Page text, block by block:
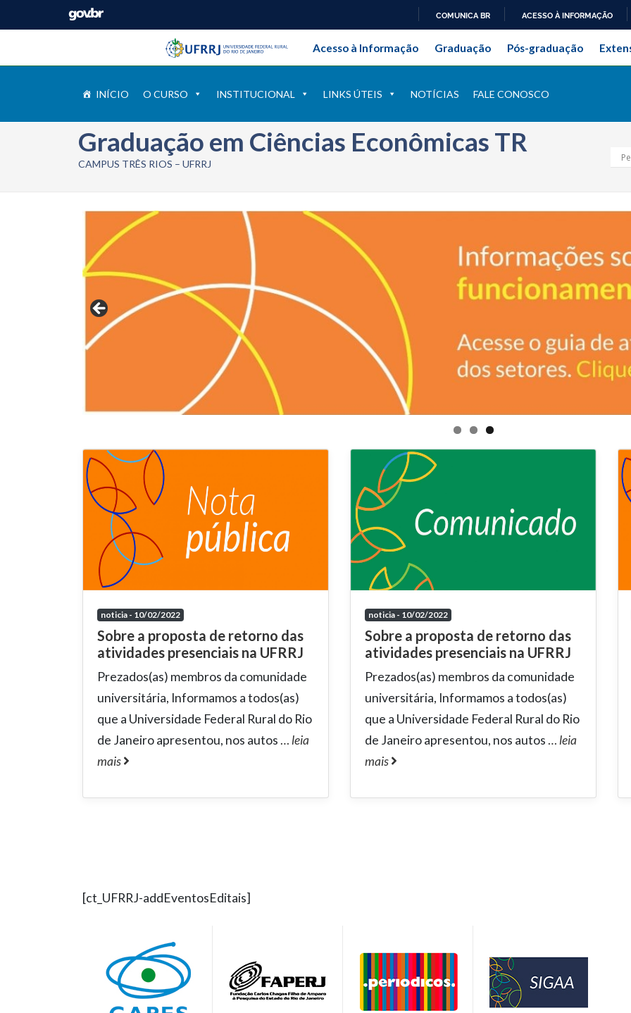
PARA
CONTEÚDO
COMUNICA BR ACESSO À INFORMAÇÃO
Pular barra institucional
Barra institucional da Universidade Federal
Acesso à Informação Graduação Pós-graduação
INÍCIO O CURSO INSTITUCIONAL LINKS ÚTEIS NOTÍCIAS FALE CONOSCO
Graduação em Ciências Econômicas TR
CAMPUS TRÊS RIOS – UFRRJ
noticia - 10/02/2022
Sobre a proposta de retorno das
atividades presenciais na UFRRJ
Prezados(as) membros da comunidade
universitária, Informamos a todos(as)
que a Universidade Federal Rural do Rio
de Janeiro apresentou, nos autos … leia
mais
noticia - 10/02/2022
Sobre a proposta de retorno das
atividades presenciais na UFRRJ
Prezados(as) membros da comunidade
universitária, Informamos a todos(as)
que a Universidade Federal Rural do Rio
de Janeiro apresentou, nos autos … leia
mais
[ct_UFRRJ-addEventosEditais]